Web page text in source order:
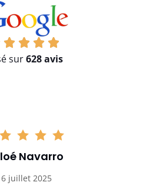
sur628 avis
Navarro
juillet 2025